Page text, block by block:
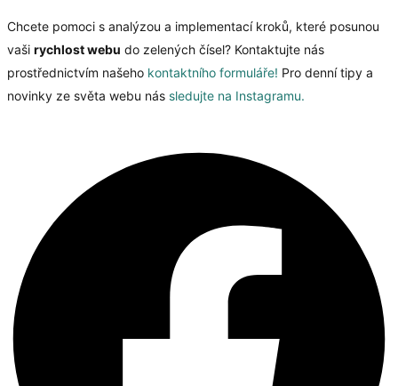
Chcete pomoci s analýzou a implementací kroků, které posunou
vaši rychlost webu do zelených čísel? Kontaktujte nás
prostřednictvím našeho kontaktního formuláře! Pro denní tipy a
novinky ze světa webu nás sledujte na Instagramu.